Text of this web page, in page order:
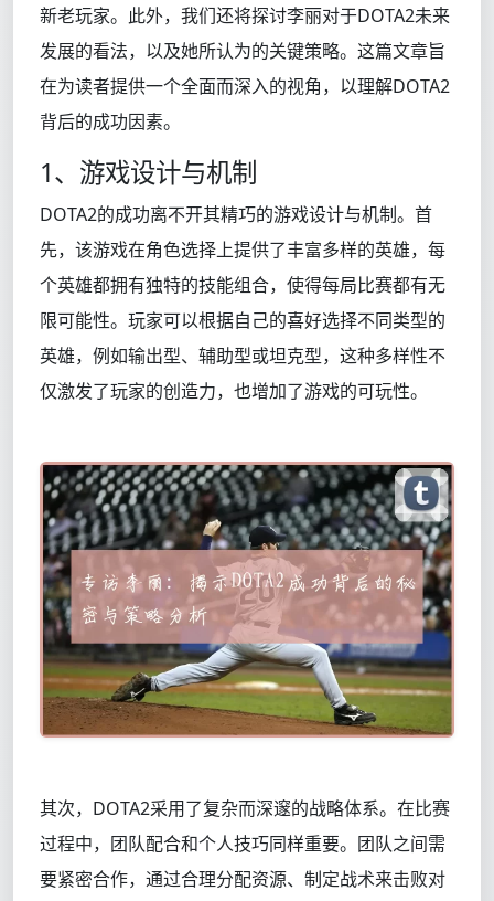
新老玩家。此外，我们还将探讨李丽对于DOTA2未来
发展的看法，以及她所认为的关键策略。这篇文章旨
在为读者提供一个全面而深入的视角，以理解DOTA2
背后的成功因素。
1、游戏设计与机制
DOTA2的成功离不开其精巧的游戏设计与机制。首
先，该游戏在角色选择上提供了丰富多样的英雄，每
个英雄都拥有独特的技能组合，使得每局比赛都有无
限可能性。玩家可以根据自己的喜好选择不同类型的
英雄，例如输出型、辅助型或坦克型，这种多样性不
仅激发了玩家的创造力，也增加了游戏的可玩性。
其次，DOTA2采用了复杂而深邃的战略体系。在比赛
过程中，团队配合和个人技巧同样重要。团队之间需
要紧密合作，通过合理分配资源、制定战术来击败对